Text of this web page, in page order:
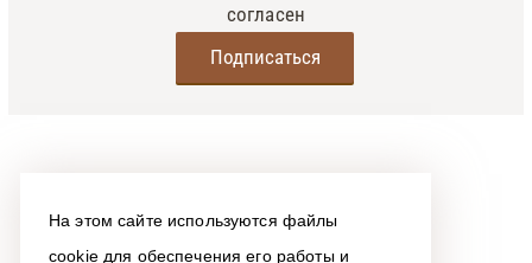
На этом сайте используются файлы
cookie для обеспечения его работы и
согласен